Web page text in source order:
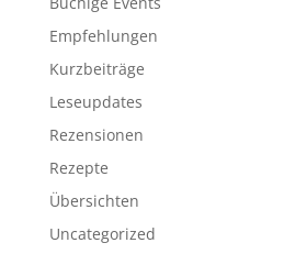
Empfehlungen
Kurzbeiträge
Leseupdates
Rezensionen
Rezepte
Übersichten
Uncategorized